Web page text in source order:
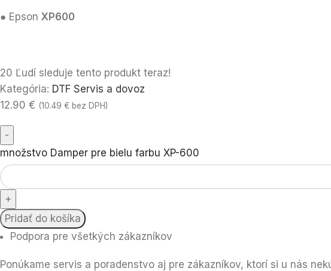
● Epson XP600
20 Ľudí sleduje tento produkt teraz!
Kategória: DTF Servis a dovoz
12.90 € (10.49 € bez DPH)
množstvo Damper pre bielu farbu XP-600
Pridať do košíka
Podpora pre všetkých zákazníkov
Ponúkame servis a poradenstvo aj pre zákazníkov, ktorí si u nás